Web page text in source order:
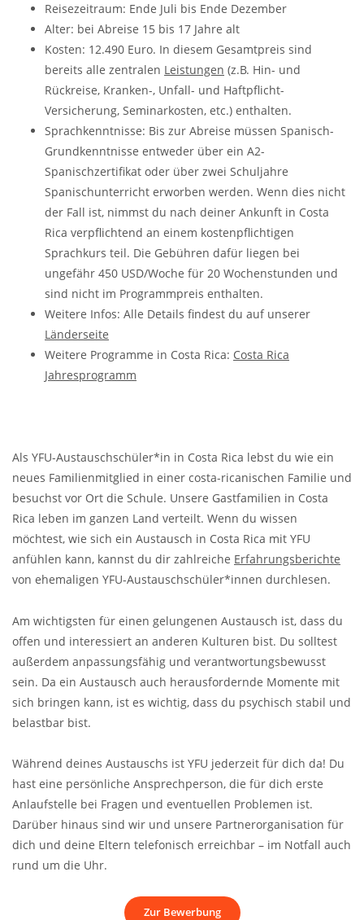
Reisezeitraum: Ende Juli bis Ende Dezember
Alter: bei Abreise 15 bis 17 Jahre alt
Kosten: 12.490 Euro. In diesem Gesamtpreis sind
bereits alle zentralen Leistungen (z.B. Hin- und
Rückreise, Kranken-, Unfall- und Haftpflicht-
Versicherung, Seminarkosten, etc.) enthalten.
Sprachkenntnisse: Bis zur Abreise müssen Spanisch-
Grundkenntnisse entweder über ein A2-
Spanischzertifikat oder über zwei Schuljahre
Spanischunterricht erworben werden. Wenn dies nicht
der Fall ist, nimmst du nach deiner Ankunft in Costa
Rica verpflichtend an einem kostenpflichtigen
Sprachkurs teil. Die Gebühren dafür liegen bei
ungefähr 450 USD/Woche für 20 Wochenstunden und
sind nicht im Programmpreis enthalten.
Weitere Infos: Alle Details findest du auf unserer
Länderseite
Weitere Programme in Costa Rica: Costa Rica
Jahresprogramm
Als YFU-Austauschschüler*in in Costa Rica lebst du wie ein
neues Familienmitglied in einer costa-ricanischen Familie und
besuchst vor Ort die Schule. Unsere Gastfamilien in Costa
Rica leben im ganzen Land verteilt. Wenn du wissen
möchtest, wie sich ein Austausch in Costa Rica mit YFU
anfühlen kann, kannst du dir zahlreiche Erfahrungsberichte
von ehemaligen YFU-Austauschschüler*innen durchlesen.
Am wichtigsten für einen gelungenen Austausch ist, dass du
offen und interessiert an anderen Kulturen bist. Du solltest
außerdem anpassungsfähig und verantwortungsbewusst
sein. Da ein Austausch auch herausfordernde Momente mit
sich bringen kann, ist es wichtig, dass du psychisch stabil und
belastbar bist.
Während deines Austauschs ist YFU jederzeit für dich da! Du
hast eine persönliche Ansprechperson, die für dich erste
Anlaufstelle bei Fragen und eventuellen Problemen ist.
Darüber hinaus sind wir und unsere Partnerorganisation für
dich und deine Eltern telefonisch erreichbar – im Notfall auch
rund um die Uhr.
Zur Bewerbung